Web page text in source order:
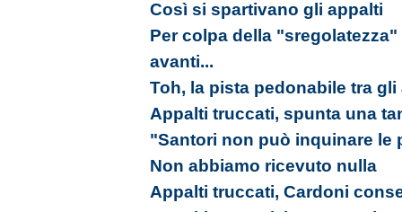
Così si spartivano gli appalti
Per colpa della
avanti...
Toh, la pista pedonabile tra
Appalti truccati, spunta una
"Santori non può inquinare le
Non abbiamo ricevuto nulla
Appalti truccati, Cardoni